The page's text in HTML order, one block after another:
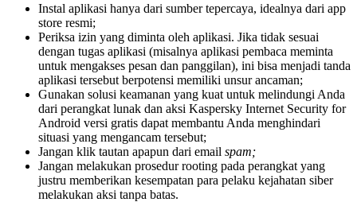
Instal aplikasi hanya dari sumber tepercaya, idealnya dari app
store resmi;
Periksa izin yang diminta oleh aplikasi. Jika tidak sesuai
dengan tugas aplikasi (misalnya aplikasi pembaca meminta
untuk mengakses pesan dan panggilan), ini bisa menjadi tanda
aplikasi tersebut berpotensi memiliki unsur ancaman;
Gunakan solusi keamanan yang kuat untuk melindungi Anda
dari perangkat lunak dan aksi Kaspersky Internet Security for
Android versi gratis dapat membantu Anda menghindari
situasi yang mengancam tersebut;
Jangan klik tautan apapun dari email spam;
Jangan melakukan prosedur rooting pada perangkat yang
justru memberikan kesempatan para pelaku kejahatan siber
melakukan aksi tanpa batas.